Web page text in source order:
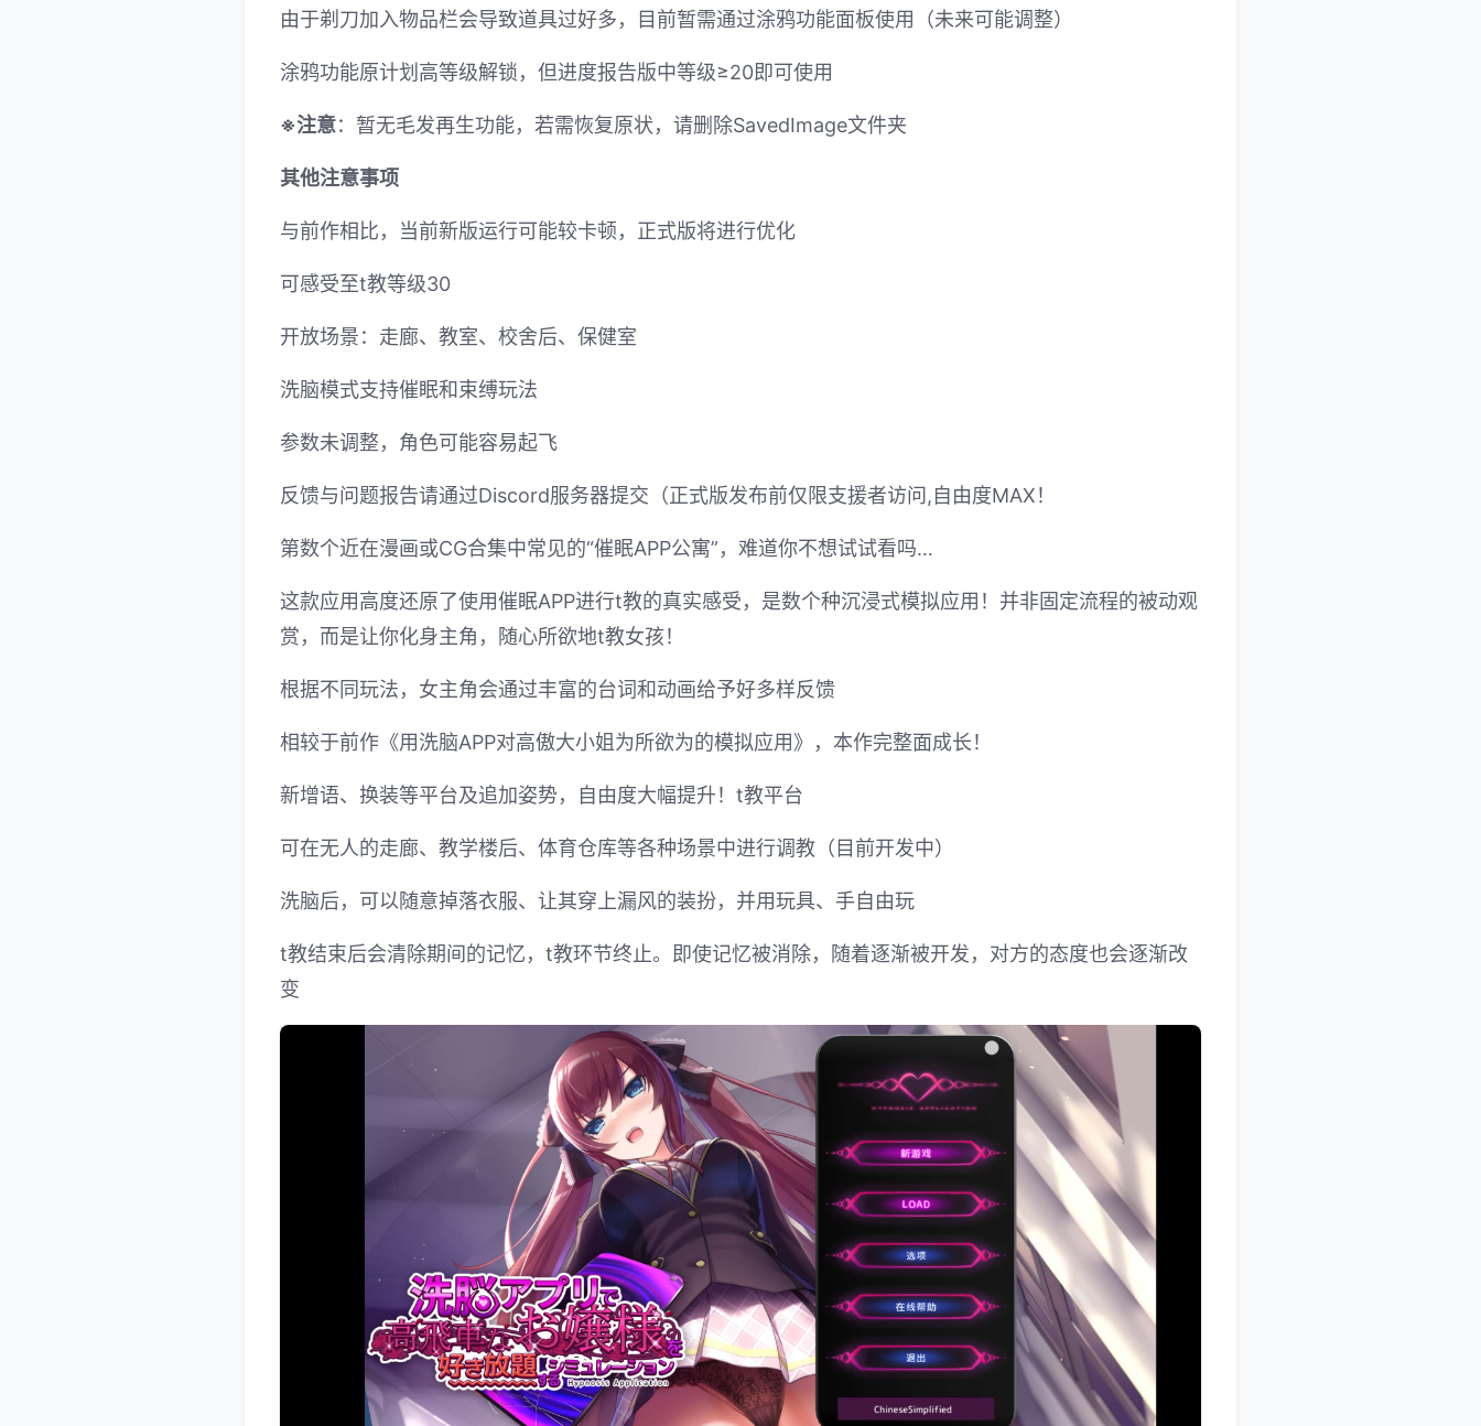
由于剃刀加入物品栏会导致道具过好多，目前暂需通过涂鸦功能面板使用（未来可能调整）
涂鸦功能原计划高等级解锁，但进度报告版中等级≥20即可使用
※注意：暂无毛发再生功能，若需恢复原状，请删除SavedImage文件夹
其他注意事项
与前作相比，当前新版运行可能较卡顿，正式版将进行优化
可感受至t教等级30
开放场景：走廊、教室、校舍后、保健室
洗脑模式支持催眠和束缚玩法
参数未调整，角色可能容易起飞
反馈与问题报告请通过Discord服务器提交（正式版发布前仅限支援者访问,自由度MAX！
第数个近在漫画或CG合集中常见的“催眠APP公寓”，难道你不想试试看吗…
这款应用高度还原了使用催眠APP进行t教的真实感受，是数个种沉浸式模拟应用！并非固定流程的被动观
赏，而是让你化身主角，随心所欲地t教女孩！
根据不同玩法，女主角会通过丰富的台词和动画给予好多样反馈
相较于前作《用洗脑APP对高傲大小姐为所欲为的模拟应用》，本作完整面成长！
新增语、换装等平台及追加姿势，自由度大幅提升！t教平台
可在无人的走廊、教学楼后、体育仓库等各种场景中进行调教（目前开发中）
洗脑后，可以随意掉落衣服、让其穿上漏风的装扮，并用玩具、手自由玩
t教结束后会清除期间的记忆，t教环节终止。即使记忆被消除，随着逐渐被开发，对方的态度也会逐渐改
变